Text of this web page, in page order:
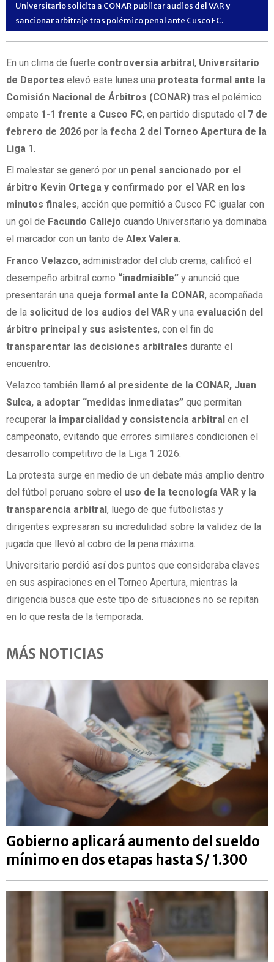
Universitario solicita a CONAR publicar audios del VAR y
sancionar arbitraje tras polémico penal ante Cusco FC.
En un clima de fuerte controversia arbitral , Universitario
de Deportes elevó este lunes una protesta formal ante la
Comisión Nacional de Árbitros (CONAR) tras el polémico
empate 1-1 frente a Cusco FC, en partido disputado el 7 de
febrero de 2026 por la fecha 2 del Torneo Apertura de la
Liga 1.
El malestar se generó por un penal sancionado por el
árbitro Kevin Ortega y confirmado por el VAR en los
minutos finales, acción que permitió a Cusco FC igualar con
un gol de Facundo Callejo cuando Universitario ya dominaba
el marcador con un tanto de Alex Valera.
Franco Velazco, administrador del club crema, calificó el
desempeño arbitral como “inadmisible” y anunció que
presentarán una queja formal ante la CONAR, acompañada
de la solicitud de los audios del VAR y una evaluación del
árbitro principal y sus asistentes, con el fin de
transparentar las decisiones arbitrales durante el
encuentro.
Velazco también llamó al presidente de la CONAR, Juan
Sulca, a adoptar “medidas inmediatas” que permitan
recuperar la imparcialidad y consistencia arbitral en el
campeonato, evitando que errores similares condicionen el
desarrollo competitivo de la Liga 1 2026.
La protesta surge en medio de un debate más amplio dentro
del fútbol peruano sobre el uso de la tecnología VAR y la
transparencia arbitral , luego de que futbolistas y
dirigentes expresaran su incredulidad sobre la validez de la
jugada que llevó al cobro de la pena máxima.
Universitario perdió así dos puntos que consideraba claves
en sus aspiraciones en el Torneo Apertura, mientras la
dirigencia busca que este tipo de situaciones no se repitan
en lo que resta de la temporada.
MÁS NOTICIAS
Gobierno aplicará aumento del sueldo
mínimo en dos etapas hasta S/ 1.300